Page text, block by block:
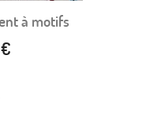
à motifs